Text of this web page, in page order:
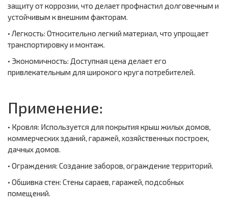
защиту от коррозии, что делает профнастил долговечным и
устойчивым к внешним факторам.
• Легкость: Относительно легкий материал, что упрощает
транспортировку и монтаж.
• Экономичность: Доступная цена делает его
привлекательным для широкого круга потребителей.
Применение:
• Кровля: Используется для покрытия крыш жилых домов,
коммерческих зданий, гаражей, хозяйственных построек,
дачных домов.
• Ограждения: Создание заборов, ограждение территорий.
• Обшивка стен: Стены сараев, гаражей, подсобных
помещений.